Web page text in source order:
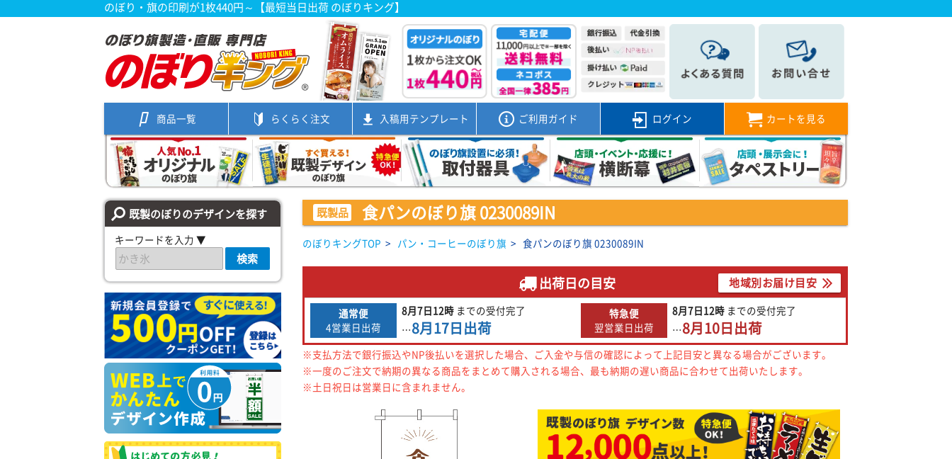
のぼり・旗の印刷が1枚440円～【最短当日出荷 のぼりキング】
商品一覧 らくらく注文 入稿用テンプレート ご利用ガイド ログイン カートを見る
既製のぼりのデザインを探す
キーワードを入力 ▼
検索
既製品 食パンのぼり旗 0230089IN
のぼりキングTOP > パン・コーヒーのぼり旗 > 食パンのぼり旗 0230089IN
出荷日の目安 地域別お届け目安
通常便
4営業日出荷
8月7日12時 までの受付完了
…8月17日出荷
特急便
翌営業日出荷
8月7日12時 までの受付完了
…8月10日出荷
※支払方法で銀行振込やNP後払いを選択した場合、ご入金や与信の確認によって上記目安と異なる場合がございます。
※一度のご注文で納期の異なる商品をまとめて購入される場合、最も納期の遅い商品に合わせて出荷いたします。
※土日祝日は営業日に含まれません。